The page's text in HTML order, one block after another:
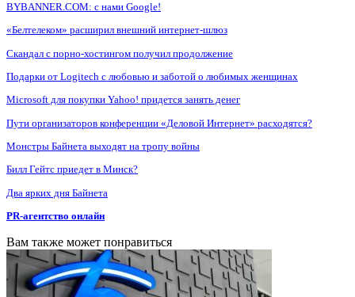
BYBANNER.COM: c нами Google!
«Белтелеком» расширил внешний интернет-шлюз
Скандал с порно-хостингом получил продолжение
Подарки от Logitech с любовью и заботой о любимых женщинах
Microsoft для покупки Yahoo! придется занять денег
Пути организаторов конференции «Деловой Интернет» расходятся?
Монстры Байнета выходят на тропу войны
Билл Гейтс приедет в Минск?
Два ярких дня Байнета
PR-агентство онлайн
Вам также может понравиться